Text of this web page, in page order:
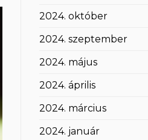
2024. október
2024. szeptember
2024. május
2024. április
2024. március
2024. január